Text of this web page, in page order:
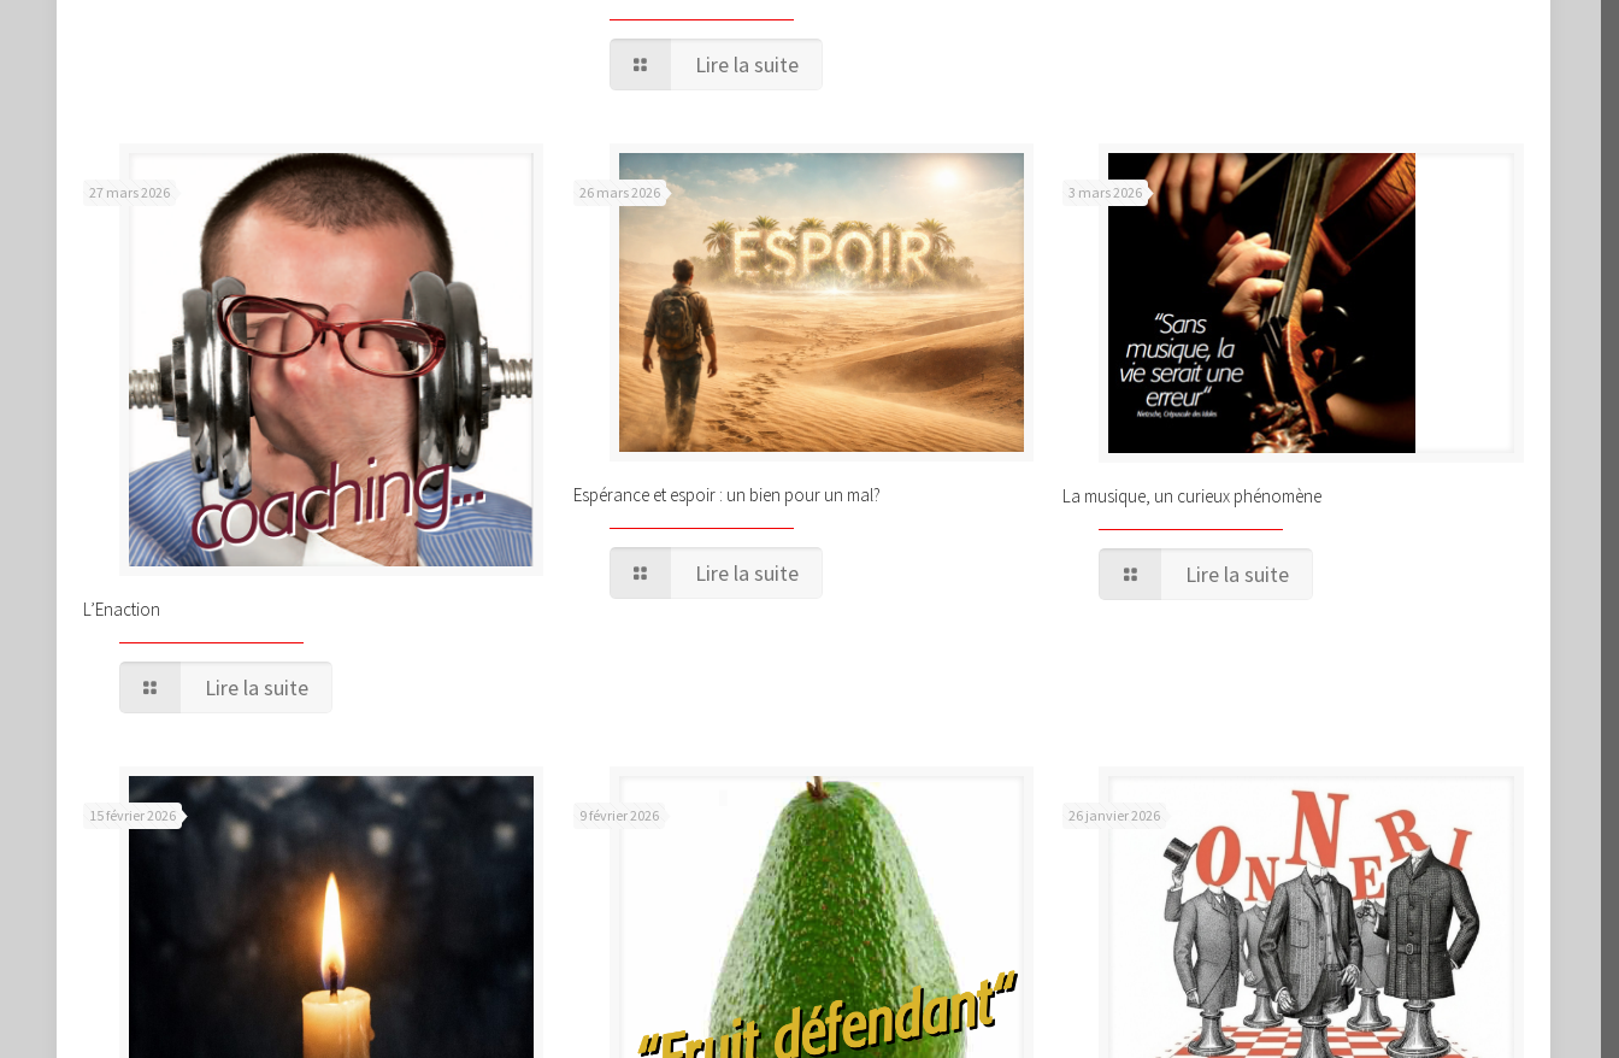
Lire la suite
27 mars 2026
L’Enaction
Lire la suite
26 mars 2026
Espérance et espoir : un bien pour un mal?
Lire la suite
3 mars 2026
La musique, un curieux phénomène
Lire la suite
15 février 2026 9 février 2026 26 janvier 2026